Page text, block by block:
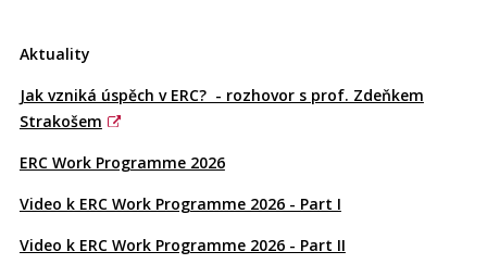
Aktuality
Jak vzniká úspěch v ERC? - rozhovor s prof. Zdeňkem
Strakošem
ERC Work Programme 2026
Video k ERC Work Programme 2026 - Part I
Video k ERC Work Programme 2026 - Part II